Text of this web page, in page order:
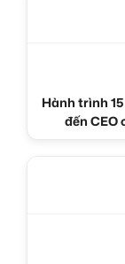
Hành trình
đến CEO